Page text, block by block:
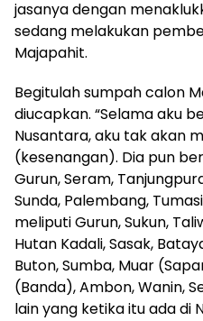
jasanya dengan
sedang melakukan
Majapahit.
Begitulah sumpah calon
diucapkan. “Selama aku
Nusantara, aku tak akan
(kesenangan). Dia pun
Gurun, Seram,
Sunda, Palembang,
meliputi Gurun, Sukun,
Hutan Kadali, Sasak,
Buton, Sumba, Muar
(Banda), Ambon, Wanin,
lain yang ketika itu ada di